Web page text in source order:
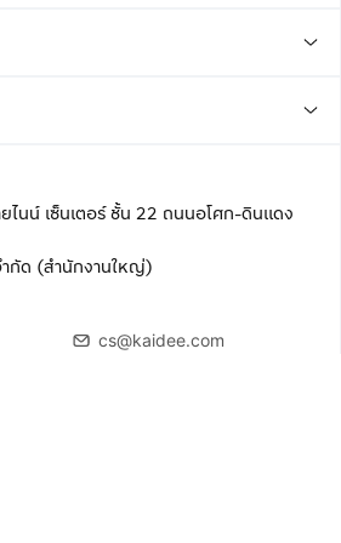
ไนน์ เซ็นเตอร์ ชั้น 22 ถนนอโศก-ดินแดง
ำกัด (สำนักงานใหญ่)
cs@kaidee.com